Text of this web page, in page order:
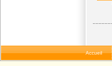
Accueil